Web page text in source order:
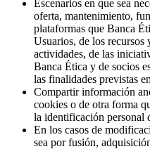
Escenarios en que sea
oferta, mantenimiento,
plataformas que Banca
Usuarios, de los recursos
actividades, de las
Banca Ética y de socios
las finalidades previstas
Compartir información
cookies o de otra forma
la identificación personal
En los casos de
sea por fusión,